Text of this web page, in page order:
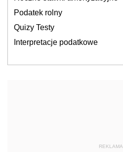
Podatek rolny
Quizy Testy
Interpretacje podatkowe
REKLAMA